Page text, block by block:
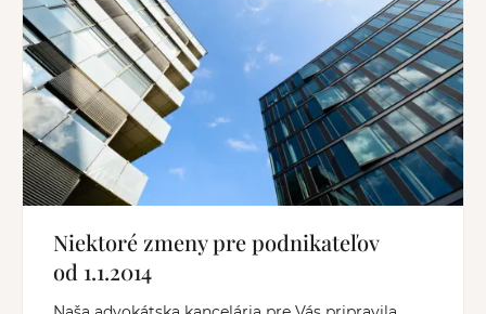
Niektoré zmeny pre podnikateľov
od 1.1.2014